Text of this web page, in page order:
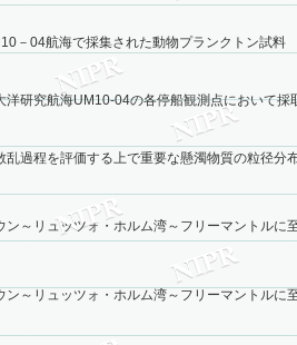
－04航海で採集された動物プランクトン試料
洋研究航海UM10-04の各停船観測点において採
乱過程を評価する上で重要な懸濁物質の粒径分
ン～リュッツォ・ホルム湾～フリーマントルに
ン～リュッツォ・ホルム湾～フリーマントルに